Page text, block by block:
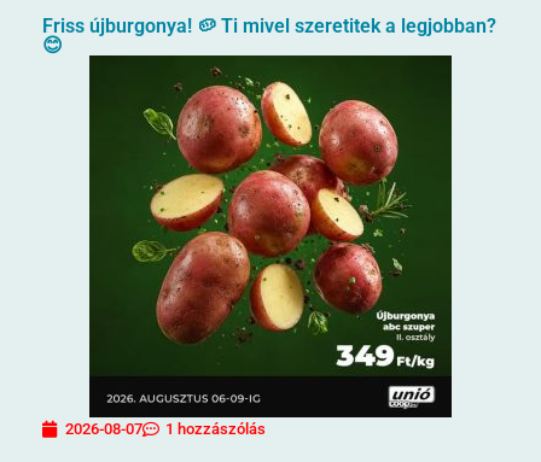
Friss újburgonya! 🥔 Ti mivel szeretitek a legjobban?
😊
2026-08-07 1 hozzászólás